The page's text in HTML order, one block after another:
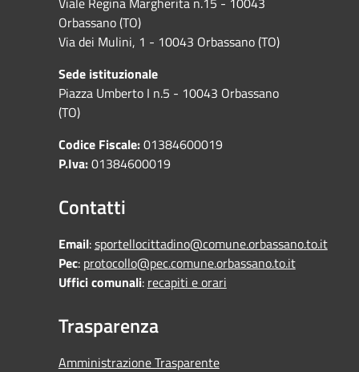
Orbassano (TO)
Via dei Mulini, 1 - 10043 Orbassano (TO)
Sede istituzionale
Piazza Umberto I n.5 - 10043 Orbassano
(TO)
Codice Fiscale:01384600019
P.Iva:01384600019
Contatti
Email:sportellocittadino@comune.orbassano.to.it
Pec: protocollo@pec.comune.orbassano.to.it
Uffici comunali: recapiti e orari
Trasparenza
Amministrazione Trasparente